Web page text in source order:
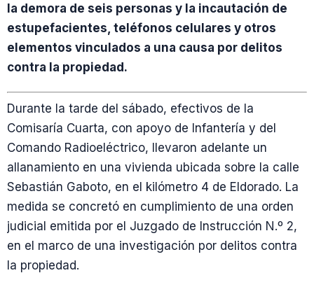
la demora de seis personas y la incautación de
estupefacientes, teléfonos celulares y otros
elementos vinculados a una causa por delitos
contra la propiedad.
Durante la tarde del sábado, efectivos de la
Comisaría Cuarta, con apoyo de Infantería y del
Comando Radioeléctrico, llevaron adelante un
allanamiento en una vivienda ubicada sobre la calle
Sebastián Gaboto, en el kilómetro 4 de Eldorado. La
medida se concretó en cumplimiento de una orden
judicial emitida por el Juzgado de Instrucción N.º 2,
en el marco de una investigación por delitos contra
la propiedad.